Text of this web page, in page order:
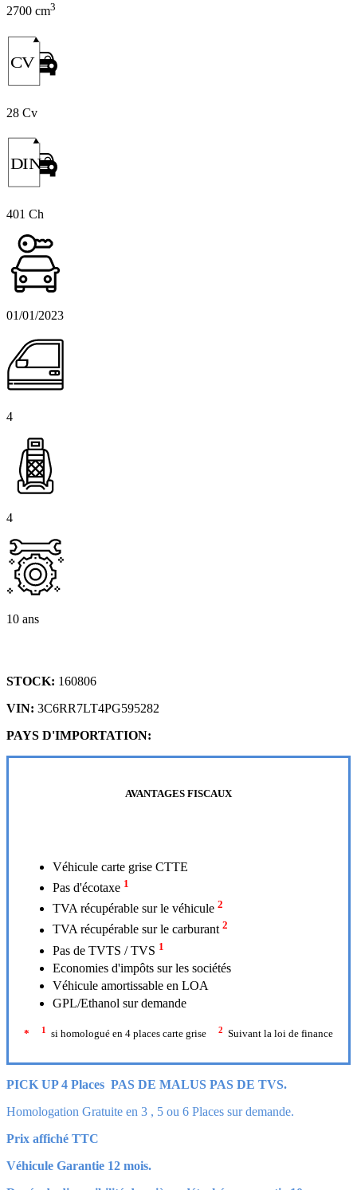
2700 cm3
CV
28 Cv
DIN
401 Ch
01/01/2023
4
4
10 ans
STOCK: 160806
VIN: 3C6RR7LT4PG595282
PAYS D'IMPORTATION:
AVANTAGES FISCAUX
Véhicule carte grise CTTE
Pas d'écotaxe 1
TVA récupérable sur le véhicule 2
TVA récupérable sur le carburant 2
Pas de TVTS / TVS 1
Economies d'impôts sur les sociétés
Véhicule amortissable en LOA
GPL/Ethanol sur demande
* 1 si homologué en 4 places carte grise 2 Suivant la loi de finance
PICK UP 4 Places PAS DE MALUS PAS DE TVS.
Homologation Gratuite en 3 , 5 ou 6 Places sur demande.
Prix affiché TTC
Véhicule Garantie 12 mois.